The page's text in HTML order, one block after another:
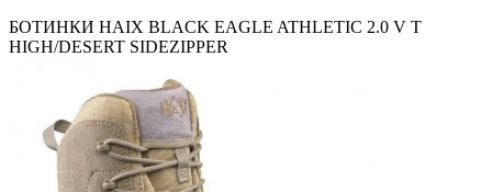
БОТИНКИ HAIX BLACK EAGLE ATHLETIC 2.0 V T
HIGH/DESERT SIDEZIPPER